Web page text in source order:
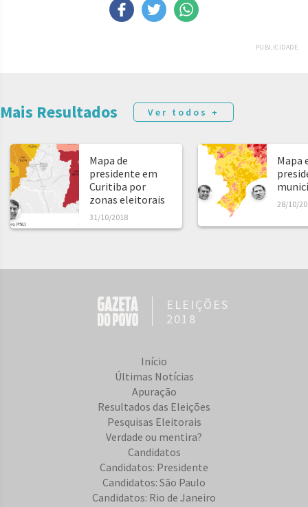
PUBLICIDADE
Mais Resultados Ver todos +
Mapa de
presidente em
Curitiba por
zonas eleitorais
31/10/2018
Mapa
28/10/
ELEIÇÕES
2018
Início
Últimas Notícias
Apuração
Resultados das Eleições
Pesquisas Eleitorais
Verdade ou mentira?
Candidatos
Candidatos: Presidente
Candidatos: São Paulo
Candidatos: Rio de Janeiro